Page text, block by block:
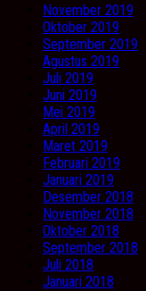
November 2019
Oktober 2019
September 2019
Agustus 2019
Juli 2019
Juni 2019
Mei 2019
April 2019
Maret 2019
Februari 2019
Januari 2019
Desember 2018
November 2018
Oktober 2018
September 2018
Juli 2018
Januari 2018